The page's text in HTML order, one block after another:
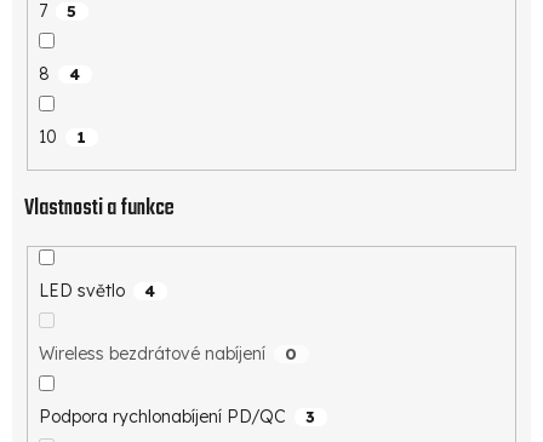
7 5
8 4
10 1
Vlastnosti a funkce
LED světlo 4
Wireless bezdrátové nabíjení 0
Podpora rychlonabíjení PD/QC 3